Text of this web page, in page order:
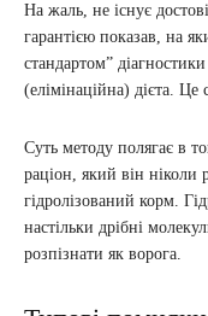
На жаль, не існує
гарантією показав, на
стандартом”
(елімінаційна) дієта.
Суть методу полягає в
раціон, який він ніколи
гідролізований корм.
настільки дрібні
розпізнати як ворога.